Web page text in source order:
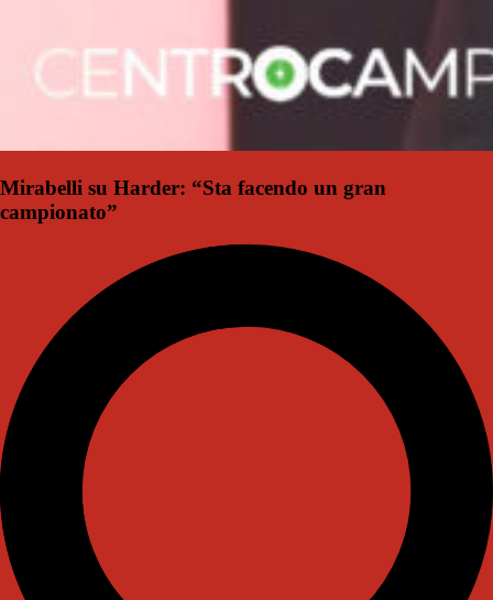
Mirabelli su Harder: “Sta facendo un gran
campionato”